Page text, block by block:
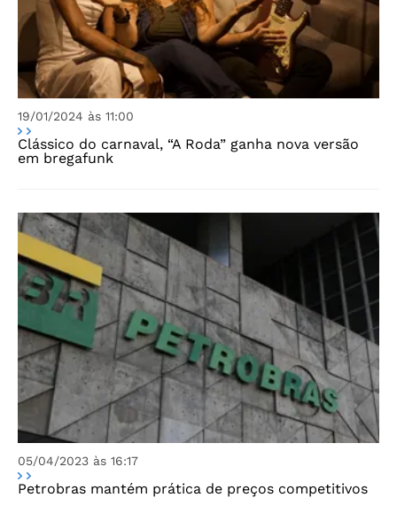
19/01/2024 às 11:00
Clássico do carnaval, “A Roda” ganha nova versão
em bregafunk
05/04/2023 às 16:17
Petrobras mantém prática de preços competitivos